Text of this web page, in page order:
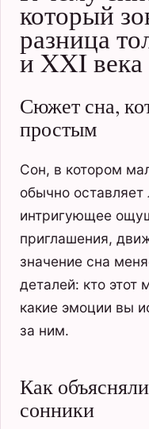
который
разница
и XXI века
Сюжет сна,
простым
Сон, в котором
обычно оставляет
интригующее
приглашения,
значение сна
деталей: кто этот
какие эмоции вы
за ним.
Как
сонники